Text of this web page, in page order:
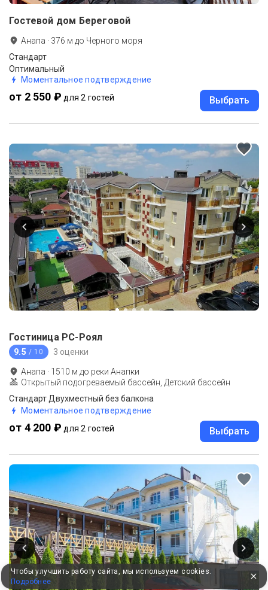
Гостевой дом Береговой
Анапа · 376 м до Черного моря
Стандарт
Оптимальный
Моментальное подтверждение
от 2 550 ₽ для 2 гостей Выбрать
Гостиница РС-Роял
9.5 / 10 3 оценки
Анапа · 1510 м до реки Анапки
Открытый подогреваемый бассейн, Детский бассейн
Стандарт Двухместный без балкона
Моментальное подтверждение
от 4 200 ₽ для 2 гостей Выбрать
Чтобы улучшить работу сайта, мы используем cookies.
Подробнее